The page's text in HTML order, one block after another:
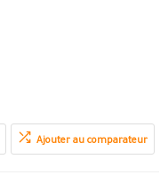
Ajouter au comparateur